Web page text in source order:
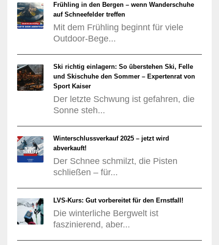
Frühling in den Bergen – wenn Wanderschuhe
auf Schneefelder treffen
Mit dem Frühling beginnt für viele
Outdoor-Bege...
Ski richtig einlagern: So überstehen Ski, Felle
und Skischuhe den Sommer – Expertenrat von
Sport Kaiser
Der letzte Schwung ist gefahren, die
Sonne steh...
Winterschlussverkauf 2025 – jetzt wird
abverkauft!
Der Schnee schmilzt, die Pisten
schließen – für...
LVS-Kurs: Gut vorbereitet für den Ernstfall!
Die winterliche Bergwelt ist
faszinierend, aber...